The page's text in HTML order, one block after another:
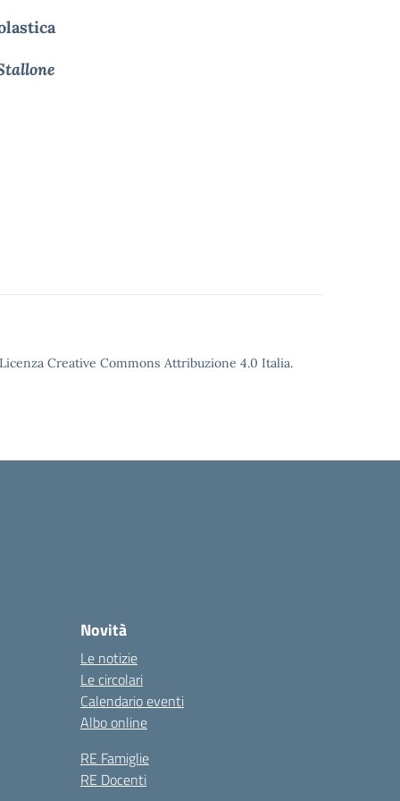
Creative Commons Attribuzione 4.0 Italia.
Novità
Le notizie
Le circolari
Calendario eventi
Albo online
RE Famiglie
RE Docenti